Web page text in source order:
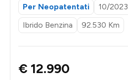
Per Neopatentati
10/2023
Ibrido Benzina
92.530 Km
€ 12.990